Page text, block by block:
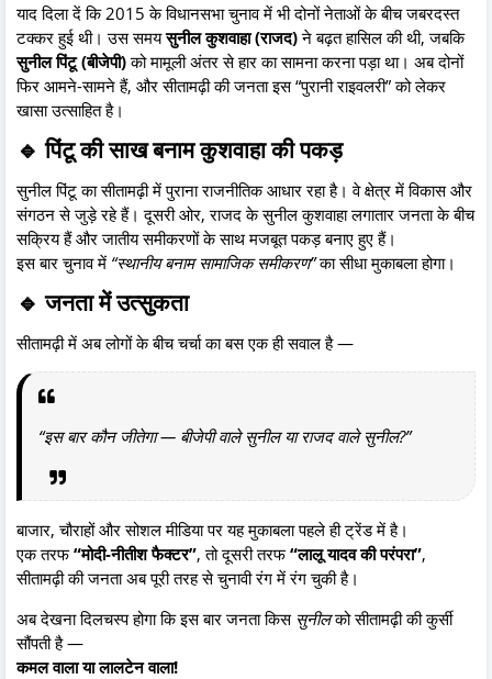
याद दिला दें कि 2015 के विधानसभा चुनाव में भी दोनों नेताओं के बीच जबरदस्त
टक्कर हुई थी। उस समयसुनील कुशवाहा (राजद)ने बढ़त हासिल की थी, जबकि
सुनील पिंटू (बीजेपी)को मामूली अंतर से हार का सामना करना पड़ा था। अब दोनों
फिर आमने-सामने हैं, और सीतामढ़ी की जनता इस “पुरानी राइवलरी” को लेकर
खासा उत्साहित है।
🔹 पिंटू की साख बनाम कुशवाहा की पकड़
सुनील पिंटू का सीतामढ़ी में पुराना राजनीतिक आधार रहा है। वे क्षेत्र में विकास और
संगठन से जुड़े रहे हैं। दूसरी ओर, राजद के सुनील कुशवाहा लगातार जनता के बीच
सक्रिय हैं और जातीय समीकरणों के साथ मजबूत पकड़ बनाए हुए हैं।
इस बार चुनाव में “स्थानीय बनाम सामाजिक समीकरण”का सीधा मुकाबला होगा।
🔹 जनता में उत्सुकता
सीतामढ़ी में अब लोगों के बीच चर्चा का बस एक ही सवाल है —
“इस बार कौन जीतेगा — बीजेपी वाले सुनील या राजद वाले सुनील?”
बाजार, चौराहों और सोशल मीडिया पर यह मुकाबला पहले ही ट्रेंड में है।
एक तरफ“मोदी-नीतीश फैक्टर”, तो दूसरी तरफ“लालू यादव की परंपरा”,
सीतामढ़ी की जनता अब पूरी तरह से चुनावी रंग में रंग चुकी है।
अब देखना दिलचस्प होगा कि इस बार जनता किस सुनीलको सीतामढ़ी की कुर्सी
सौंपती है —
कमल वाला या लालटेन वाला!